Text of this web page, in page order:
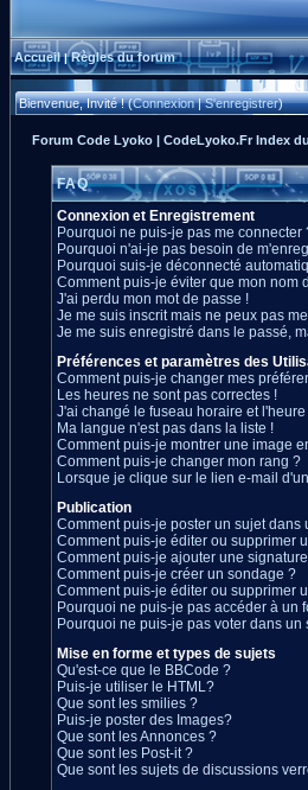
Accueil|Règles du forum
Bienvenue, Invité ! (Connexion|S'enregistrer)
Forum Code Lyoko | CodeLyoko.Fr Index
FAQ
Connexion et Enregistrement
Pourquoi ne puis-je pas me connecter
Pourquoi n'ai-je pas besoin de
Pourquoi suis-je déconnecté
Comment puis-je éviter que mon nom
J'ai perdu mon mot de passe !
Je me suis inscrit mais ne peux pas
Je me suis enregistré dans le passé,
Préférences et paramètres des
Comment puis-je changer mes
Les heures ne sont pas correctes !
J'ai changé le fuseau horaire et
Ma langue n'est pas dans la liste !
Comment puis-je montrer une image
Comment puis-je changer mon rang ?
Lorsque je clique sur le lien e-mail
Publication
Comment puis-je poster un sujet dans
Comment puis-je éditer ou supprimer
Comment puis-je ajouter une
Comment puis-je créer un sondage ?
Comment puis-je éditer ou supprimer
Pourquoi ne puis-je pas accéder à un
Pourquoi ne puis-je pas voter dans un
Mise en forme et types de sujets
Qu'est-ce que le BBCode ?
Puis-je utiliser le HTML?
Que sont les smilies ?
Puis-je poster des Images?
Que sont les Annonces ?
Que sont les Post-it ?
Que sont les sujets de discussions